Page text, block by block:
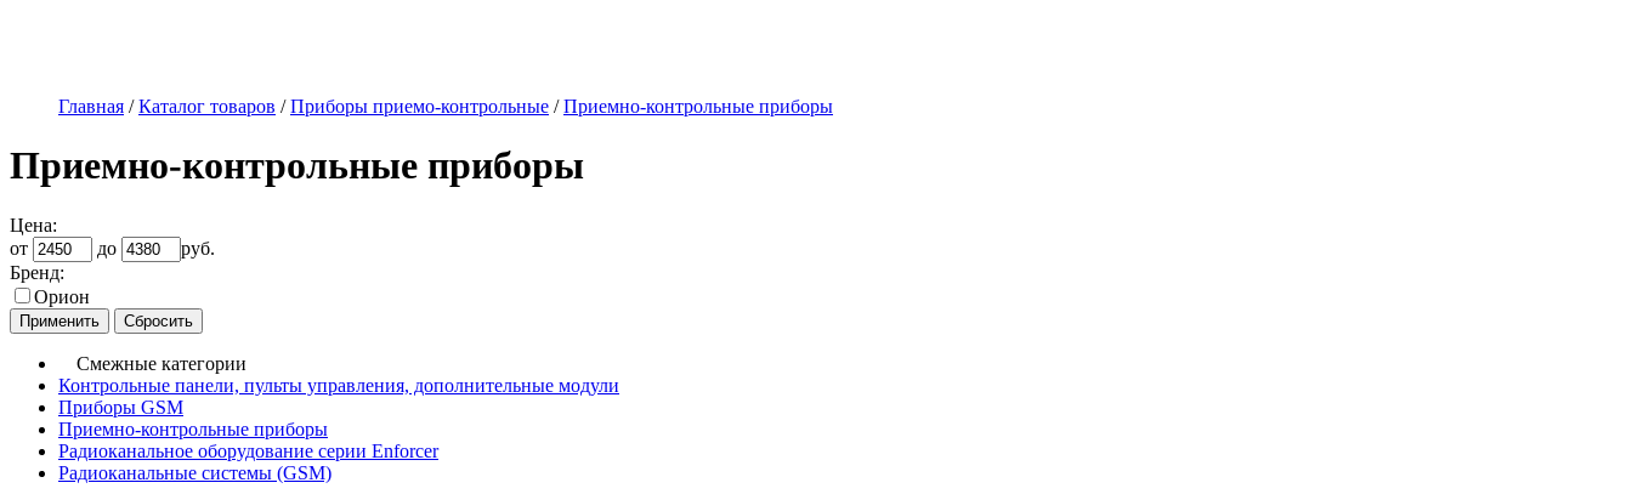
Главная /Каталог товаров /Приборы приемо-контрольные /Приемно-контрольные приборы
Приемно-контрольные приборы
Цена:
от
до
руб.
Бренд:
Орион
Смежные категории
Контрольные панели, пульты управления, дополнительные модули
Приборы GSM
Приемно-контрольные приборы
Радиоканальное оборудование серии Enforcer
Радиоканальные системы (GSM)